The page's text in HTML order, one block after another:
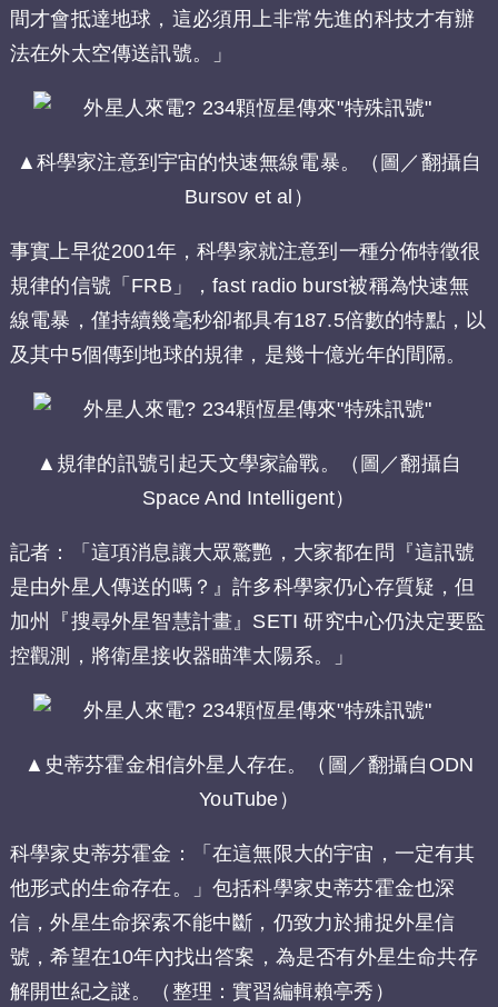
間才會抵達地球，這必須用上非常先進的科技才有辦
法在外太空傳送訊號。」
▲科學家注意到宇宙的快速無線電暴。（圖／翻攝自
Bursov et al）
事實上早從2001年，科學家就注意到一種分佈特徵很
規律的信號「FRB」，fast radio burst被稱為快速無
線電暴，僅持續幾毫秒卻都具有187.5倍數的特點，以
及其中5個傳到地球的規律，是幾十億光年的間隔。
▲規律的訊號引起天文學家論戰。（圖／翻攝自
Space And Intelligent）
記者：「這項消息讓大眾驚艷，大家都在問『這訊號
是由外星人傳送的嗎？』許多科學家仍心存質疑，但
加州『搜尋外星智慧計畫』SETI 研究中心仍決定要監
控觀測，將衛星接收器瞄準太陽系。」
▲史蒂芬霍金相信外星人存在。（圖／翻攝自ODN
YouTube）
科學家史蒂芬霍金：「在這無限大的宇宙，一定有其
他形式的生命存在。」包括科學家史蒂芬霍金也深
信，外星生命探索不能中斷，仍致力於捕捉外星信
號，希望在10年內找出答案，為是否有外星生命共存
解開世紀之謎。（整理：實習編輯賴亭秀）